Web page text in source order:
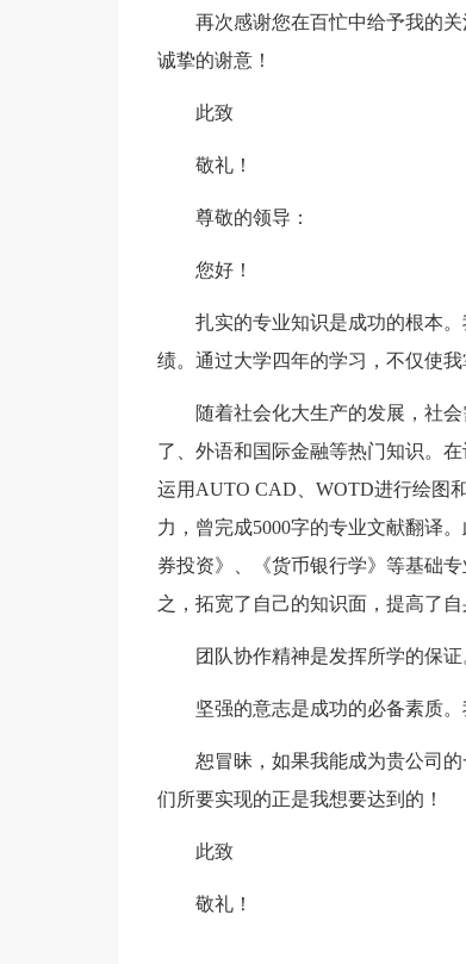
再次感谢您在百忙中给予我的
诚挚的谢意！
此致
敬礼！
尊敬的领导：
您好！
扎实的专业知识是成功的根本
绩。通过大学四年的学习，不仅使
随着社会化大生产的发展，社
了、外语和国际金融等热门知识。
运用AUTO CAD、WOTD进行绘图
力，曾完成5000字的专业文献翻译
券投资》、《货币银行学》等基础
之，拓宽了自己的知识面，提高了自
团队协作精神是发挥所学的保
坚强的意志是成功的必备素质
恕冒昧，如果我能成为贵公司
们所要实现的正是我想要达到的！
此致
敬礼！